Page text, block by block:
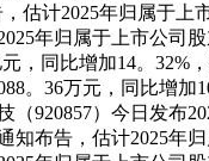
计2025年归属于
年归属于上市公司
，同比增加14。32%
。36万元，同比增
920857）今日发布
布告，估计2025年